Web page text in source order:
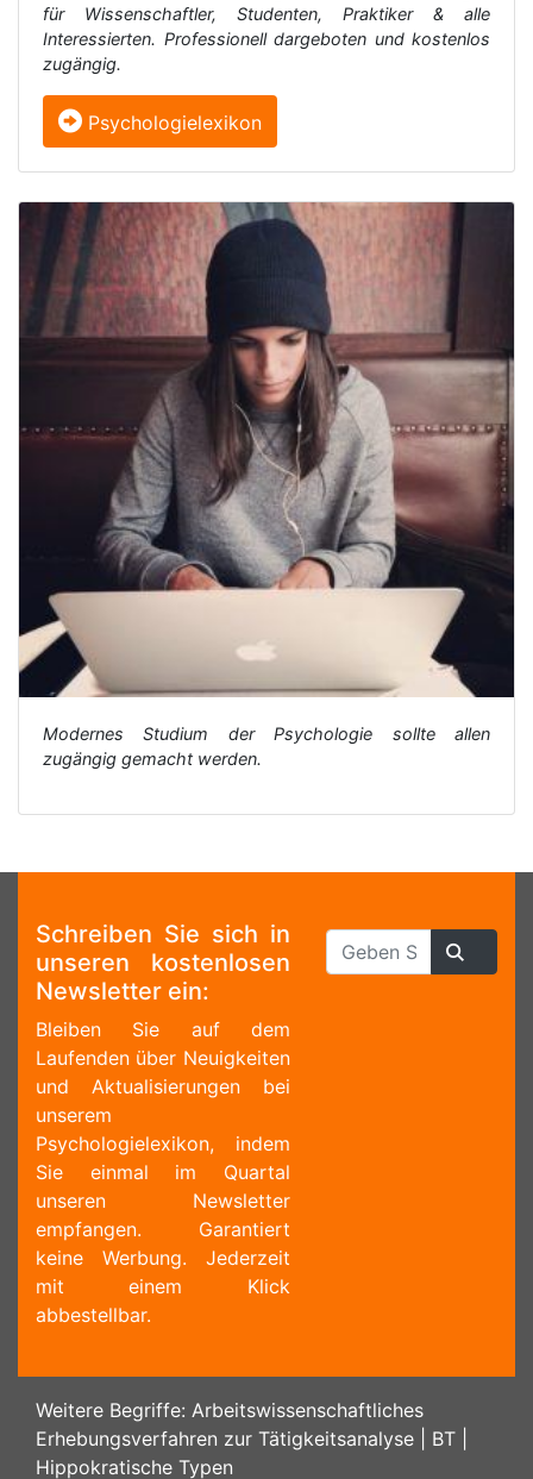
für Wissenschaftler, Studenten, Praktiker & alle
Interessierten. Professionell dargeboten und kostenlos
zugängig.
Psychologielexikon
Modernes Studium der Psychologie sollte allen
zugängig gemacht werden.
Schreiben Sie sich in
unseren kostenlosen
Newsletter ein:
Bleiben Sie auf dem
Laufenden über Neuigkeiten
und Aktualisierungen bei
unserem
Psychologielexikon, indem
Sie einmal im Quartal
unseren Newsletter
empfangen. Garantiert
keine Werbung. Jederzeit
mit einem Klick
abbestellbar.
Weitere Begriffe: Arbeitswissenschaftliches
Erhebungsverfahren zur Tätigkeitsanalyse
BT
Hippokratische Typen